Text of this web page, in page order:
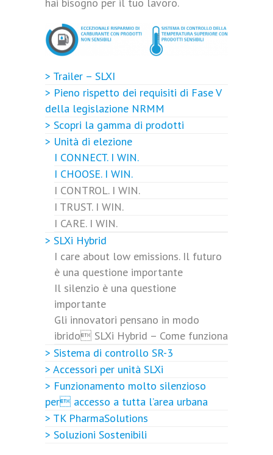
> Trailer – SLXI
> Pieno rispetto dei requisiti di Fase V
della legislazione NRMM
> Scopri la gamma di prodotti
> Unità di elezione
I CONNECT. I WIN.
I CHOOSE. I WIN.
I CONTROL. I WIN.
I TRUST. I WIN.
I CARE. I WIN.
> SLXi Hybrid
I care about low emissions. Il futuro
è una questione importante
Il silenzio è una questione
importante
Gli innovatori pensano in modo
ibrido SLXi Hybrid – Come funziona
> Sistema di controllo SR-3
> Accessori per unità SLXi
> Funzionamento molto silenzioso
per accesso a tutta l’area urbana
> TK PharmaSolutions
> Soluzioni Sostenibili